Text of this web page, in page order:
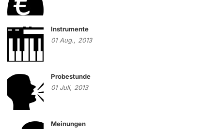
Instrumente
01 Aug., 2013
Probestunde
01 Juli, 2013
Meinungen